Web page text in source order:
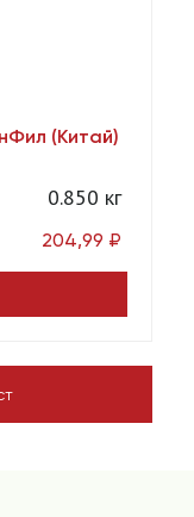
(Китай)
0.850 кг
204,99 ₽